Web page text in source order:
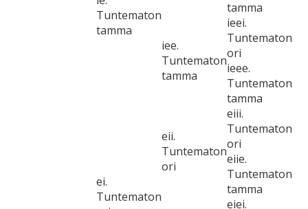
Tuntematon
tamma
tamma
iee.
Tuntematon
tamma
ieei.
Tuntematon
ori
ieee.
Tuntematon
tamma
ei.
Tuntematon
eii.
Tuntematon
ori
eiii.
Tuntematon
ori
eiie.
Tuntematon
tamma
eiei.